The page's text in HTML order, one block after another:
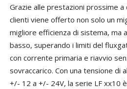
Grazie alle prestazioni prossime a
clienti viene offerto non solo un
migliore efficienza di sistema, ma
basso, superando i limiti del
con corrente primaria e riavvio
sovraccarico. Con una tensione di
+/- 12 a +/- 24V, la serie LF xx10